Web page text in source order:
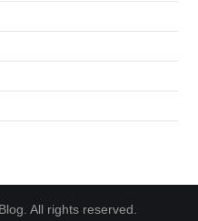
All rights reserved.